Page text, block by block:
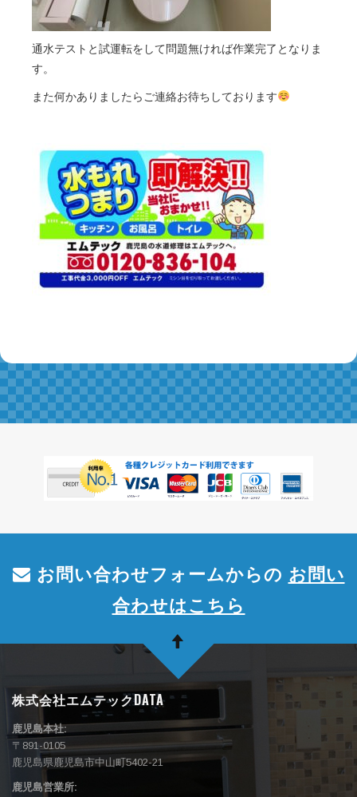
通水テストと試運転をして問題無ければ作業完了となりま
す。
また何かありましたらご連絡お待ちしております
お問い合わせフォームからの お問い
合わせはこちら
株式会社エムテックDATA
鹿児島本社:
〒891-0105
鹿児島県鹿児島市中山町5402-21
鹿児島営業所: